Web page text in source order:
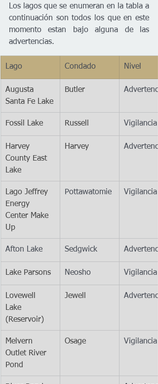
Los lagos que se enumeran en la tabla a
continuación son todos los que en este
momento estan bajo alguna de las
advertencias.
Lago Condado Nivel
Augusta
Santa Fe Lake
Butler
Fossil Lake Russell Vigilancia
Harvey
County East
Lake
Harvey
Lago Jeffrey
Energy
Center Make
Up
​Pottawatomie Vigilancia
Afton Lake Sedgwick
Lake Parsons Neosho Vigilancia
Lovewell
Lake
(Reservoir)
Jewell
Melvern
Outlet River
Pond
Osage Vigilancia